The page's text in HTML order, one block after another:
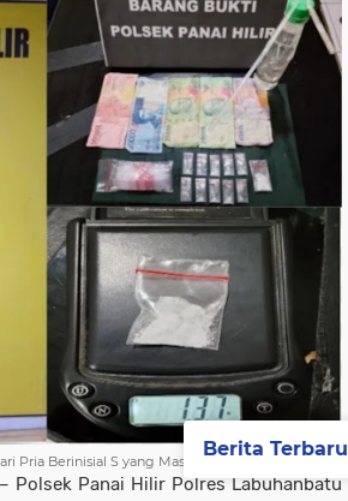
Pria Berinisial S yang Masih Dikejar
– Polsek Panai Hilir Polres Labuhanbatu
Berita Terbaru